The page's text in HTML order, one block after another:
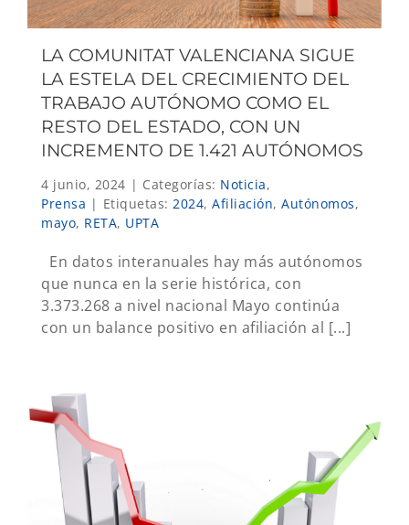
LA COMUNITAT VALENCIANA SIGUE
LA ESTELA DEL CRECIMIENTO DEL
TRABAJO AUTÓNOMO COMO EL
RESTO DEL ESTADO, CON UN
INCREMENTO DE 1.421 AUTÓNOMOS
4 junio, 2024 | Categorías: Noticia,
Prensa | Etiquetas: 2024, Afiliación, Autónomos,
mayo, RETA, UPTA
En datos interanuales hay más autónomos
que nunca en la serie histórica, con
3.373.268 a nivel nacional Mayo continúa
con un balance positivo en afiliación al [...]